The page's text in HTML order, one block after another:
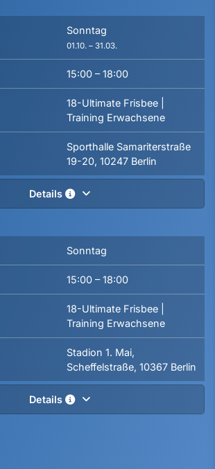
Sonntag
01.10. – 31.03.
15:00 –18:00
18-Ultimate Frisbee |
Training Erwachsene
Sporthalle Samariterstraße
19-20, 10247 Berlin
Details
Sonntag
15:00 –18:00
18-Ultimate Frisbee |
Training Erwachsene
Stadion 1. Mai,
Scheffelstraße, 10367 Berlin
Details